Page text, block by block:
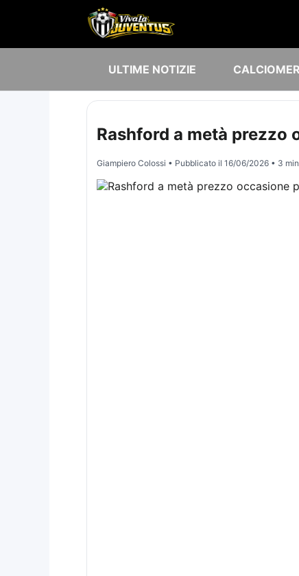
ULTIME NOTIZIE
Rashford a metà prezzo
Giampiero Colossi • Pubblicato il 16/06/2026• 3 min